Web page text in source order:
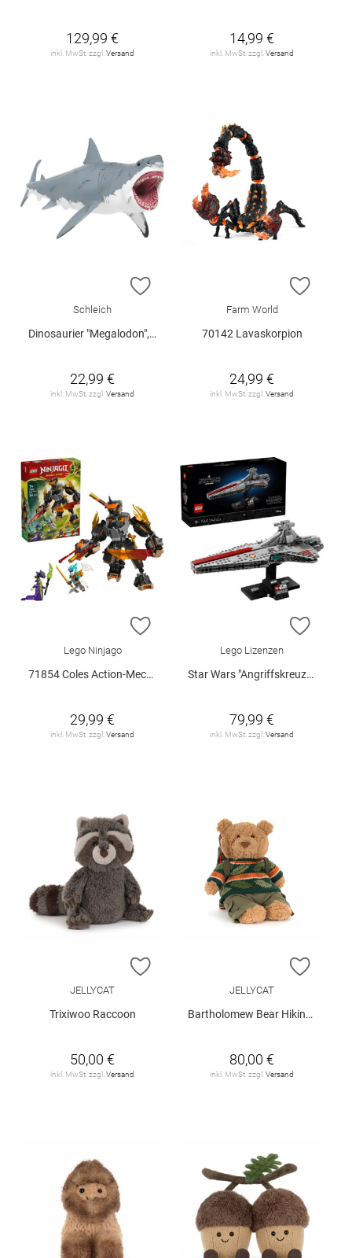
129,99 €
inkl. MwSt. zzgl. Versand
14,99 €
inkl. MwSt. zzgl. Versand
ZUR WUNSCHLISTE HINZUFÜGEN
Schleich
Dinosaurier "Megalodon", Schleich
22,99 €
inkl. MwSt. zzgl. Versand
ZUR
Farm World
70142 Lavaskorpion
24,99 €
inkl. MwSt. zzgl. Versand
ZUR WUNSCHLISTE HINZUFÜGEN
Lego Ninjago
71854 Coles Action-Mech und Drache.. V29
29,99 €
inkl. MwSt. zzgl. Versand
ZUR
Lego Lizenzen
Star Wars "Angriffskreuzer der Venator-Klasse", 75441
79,99 €
inkl. MwSt. zzgl. Versand
ZUR WUNSCHLISTE HINZUFÜGEN
JELLYCAT
Trixiwoo Raccoon
50,00 €
inkl. MwSt. zzgl.Versand
ZUR
JELLYCAT
Bartholomew Bear Hiking Outfit
80,00 €
inkl. MwSt. zzgl.Versand